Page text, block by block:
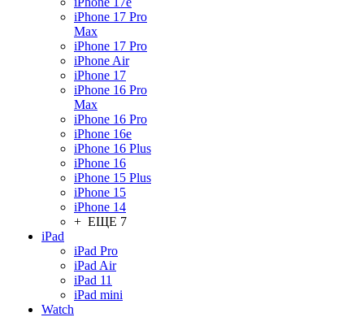
iPhone 17 Pro
Max
iPhone 17 Pro
iPhone Air
iPhone 17
iPhone 16 Pro
Max
iPhone 16 Pro
iPhone 16e
iPhone 16 Plus
iPhone 16
iPhone 15 Plus
iPhone 15
iPhone 14
+ ЕЩЕ 7
iPad
iPad Pro
iPad Air
iPad 11
iPad mini
Watch